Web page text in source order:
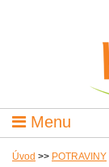
Menu
Úvod >> POTRAVINY